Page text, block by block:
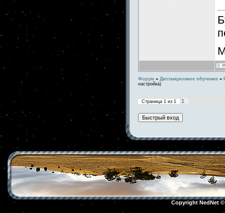
Форум » Дистанционное обучение »
настройка)
Страница 1 из 1 1
Copyright NedNet